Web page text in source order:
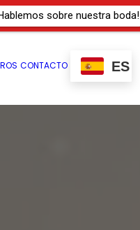
CONTACTO ES
sobre nuestra boda!